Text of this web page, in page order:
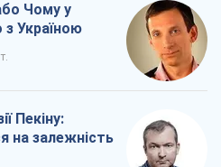
Чому у
з Україною
Пекіну:
на залежність